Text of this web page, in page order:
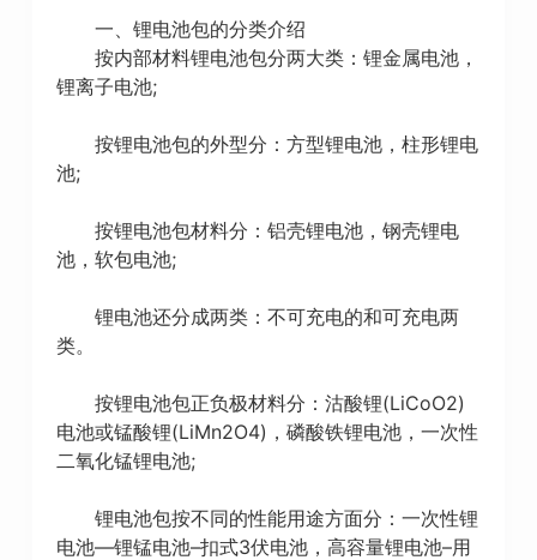
一、锂电池包的分类介绍
按内部材料锂电池包分两大类：锂金属电池，
锂离子电池;
按锂电池包的外型分：方型锂电池，柱形锂电
池;
按锂电池包材料分：铝壳锂电池，钢壳锂电
池，软包电池;
锂电池还分成两类：不可充电的和可充电两
类。
按锂电池包正负极材料分：沽酸锂(LiCoO2)
电池或锰酸锂(LiMn2O4)，磷酸铁锂电池，一次性
二氧化锰锂电池;
锂电池包按不同的性能用途方面分：一次性锂
电池—锂锰电池–扣式3伏电池，高容量锂电池–用